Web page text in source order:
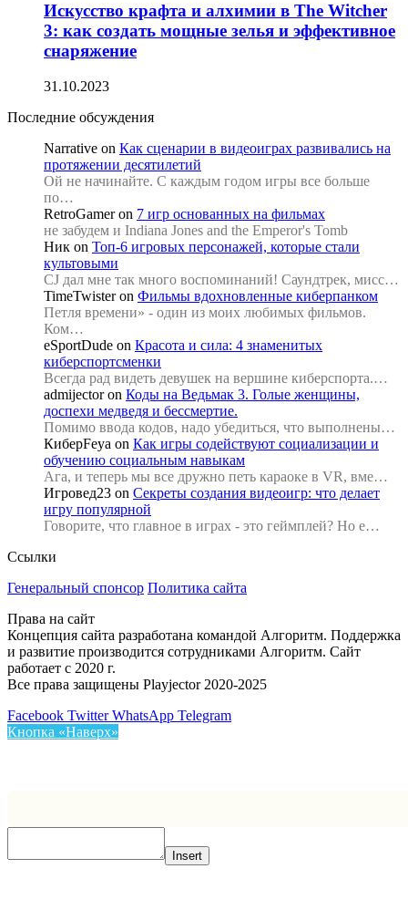
Искусство крафта и алхимии в The Witcher
3: как создать мощные зелья и эффективное
снаряжение
31.10.2023
Последние обсуждения
Narrative on Как сценарии в видеоиграх развивались на
протяжении десятилетий
Ой не начинайте. С каждым годом игры все больше
по…
RetroGamer on 7 игр основанных на фильмах
не забудем и Indiana Jones and the Emperor's Tomb
Ник on Топ-6 игровых персонажей, которые стали
культовыми
CJ дал мне так много воспоминаний! Саундтрек, мисс…
TimeTwister on Фильмы вдохновленные киберпанком
Петля времени» - один из моих любимых фильмов.
Ком…
eSportDude on Красота и сила: 4 знаменитых
киберспортсменки
Всегда рад видеть девушек на вершине киберспорта.…
admijector on Коды на Ведьмак 3. Голые женщины,
доспехи медведя и бессмертие.
Помимо ввода кодов, надо убедиться, что выполнены…
КиберFeya on Как игры содействуют социализации и
обучению социальным навыкам
Ага, и теперь мы все дружно петь караоке в VR, вме…
Игровед23 on Секреты создания видеоигр: что делает
игру популярной
Говорите, что главное в играх - это геймплей? Но е…
Ссылки
Генеральный спонсор Политика сайта
Права на сайт
Концепция сайта разработана командой Алгоритм. Поддержка
и развитие производится сотрудниками Алгоритм. Сайт
работает с 2020 г.
Все права защищены Playjector 2020-2025
Facebook Twitter WhatsApp Telegram
Кнопка «Наверх»
Insert